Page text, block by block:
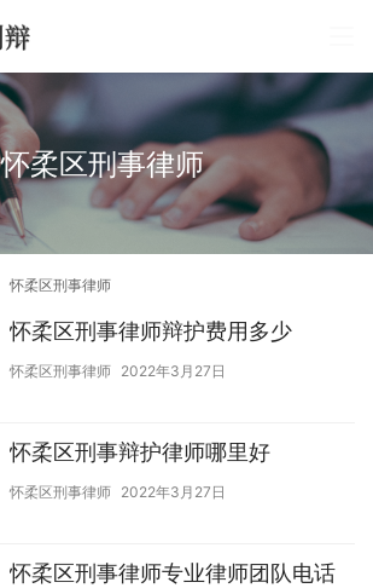
怀柔区刑事律师
怀柔区刑事律师
怀柔区刑事律师辩护费用多少
怀柔区刑事律师 2022年3月27日
怀柔区刑事辩护律师哪里好
怀柔区刑事律师 2022年3月27日
怀柔区刑事律师专业律师团队电话